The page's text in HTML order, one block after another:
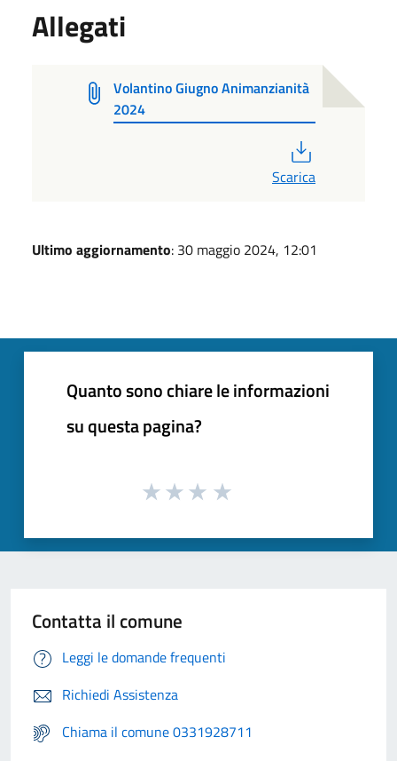
Allegati
Volantino Giugno Animanzianità
2024
Scarica
Ultimo aggiornamento: 30 maggio 2024, 12:01
Quanto sono chiare le informazioni
su questa pagina?
Contatta il comune
Leggi le domande frequenti
Richiedi Assistenza
Chiama il comune 0331928711